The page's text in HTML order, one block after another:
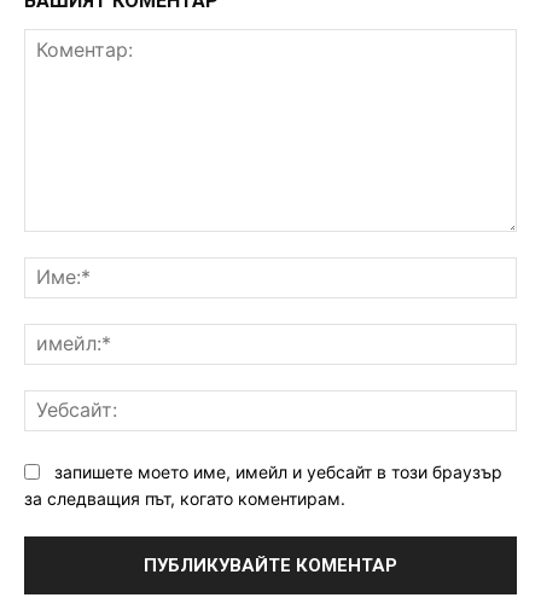
запишете моето име, имейл и уебсайт в този браузър
за следващия път, когато коментирам.